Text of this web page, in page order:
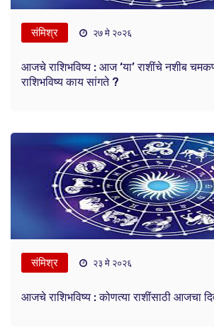
संमिश्र २७ मे २०२६
आजचे राशिभविष्य : आज ‘या’ राशींचे नशीब
राशिभविष्य काय सांगते ?
संमिश्र २३ मे २०२६
आजचे राशिभविष्य : कोणत्या राशींसाठी आजचा